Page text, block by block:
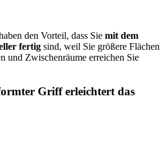
den Vorteil, dass Sie mit dem
fertig sind, weil Sie größere Flächen
und Zwischenräume erreichen Sie
Griff erleichtert das